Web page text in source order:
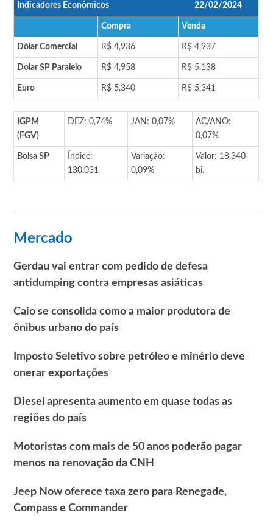
Indicadores Econômicos 22/02/2024
Compra Venda
Dólar Comercial R$ 4,936 R$ 4,937
Dolar SP Paralelo R$ 4,958 R$ 5,138
Euro R$ 5,340 R$ 5,341
IGPM
(FGV)
DEZ: 0,74% JAN: 0,07%
AC/ANO:
0,07%
Bolsa SP
Índice:
130.031
Variação:
0,09%
Valor: 18,340
bi.
Mercado
Gerdau vai entrar com pedido de defesa
antidumping contra empresas asiáticas
Caio se consolida como a maior produtora de
ônibus urbano do país
Imposto Seletivo sobre petróleo e minério deve
onerar exportações
Diesel apresenta aumento em quase todas as
regiões do país
Motoristas com mais de 50 anos poderão pagar
menos na renovação da CNH
Jeep Now oferece taxa zero para Renegade,
Compass e Commander